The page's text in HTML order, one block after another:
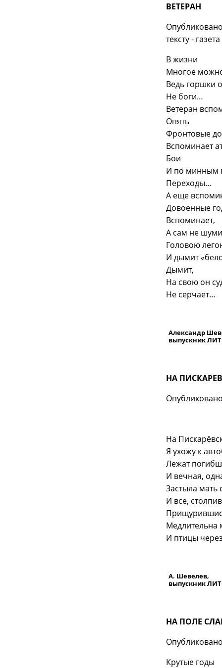
ВЕТЕРАН
тексту -
В жизни
Многое
Ведь горшки
Не боги…
Ветеран
Опять
Фронтовые
Вспоминает
Бои
И по минным
Переходы…
А еще
Довоенные
Вспоминает,
А сам не
Головою
И дымит
Дымит,
На свою он
Не серчает…
Александр
выпускник
НА
На
Я ухожу к
Лежат
И вечная,
Застыла мать
И все,
Медлительна
И птицы
А. Шевелев,
выпускник
НА ПОЛЕ
Крутые годы